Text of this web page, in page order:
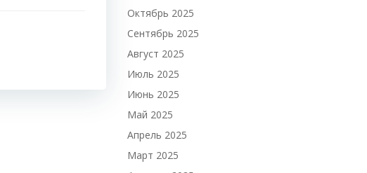
Октябрь 2025
Сентябрь 2025
Август 2025
Июль 2025
Июнь 2025
Май 2025
Апрель 2025
Март 2025